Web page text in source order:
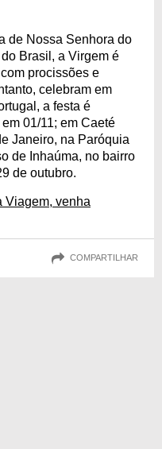
de Nossa Senhora do
Brasil, a Virgem é
procissões e
celebram em
a festa é
01/11; em Caeté
Janeiro, na Paróquia
de Inhaúma, no bairro
de outubro.
Viagem, venha
COMPARTILHAR